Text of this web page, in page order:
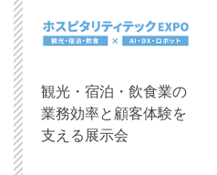
観光・宿泊・飲食業の
業務効率と顧客体験を
支える展示会